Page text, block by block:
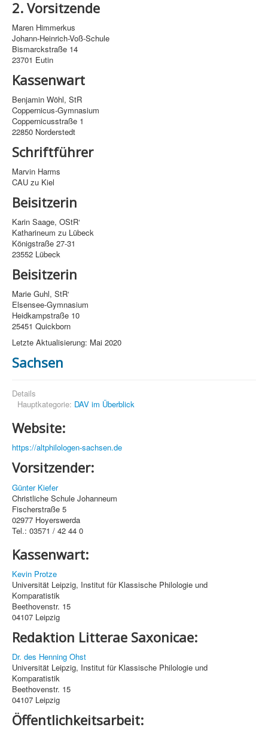
2. Vorsitzende
Maren Himmerkus
Johann-Heinrich-Voß-Schule
Bismarckstraße 14
23701 Eutin
Kassenwart
Benjamin Wöhl, StR
Coppernicus-Gymnasium
Coppernicusstraße 1
22850 Norderstedt
Schriftführer
Marvin Harms
CAU zu Kiel
Beisitzerin
Karin Saage, OStR‘
Katharineum zu Lübeck
Königstraße 27-31
23552 Lübeck
Beisitzerin
Marie Guhl, StR‘
Elsensee-Gymnasium
Heidkampstraße 10
25451 Quickborn
Letzte Aktualisierung: Mai 2020
Sachsen
Details
Hauptkategorie: DAV im Überblick
Website:
https://altphilologen-sachsen.de
Vorsitzender:
Günter Kiefer
Christliche Schule Johanneum
Fischerstraße 5
02977 Hoyerswerda
Tel.: 03571 / 42 44 0
Kassenwart:
Kevin Protze
Universität Leipzig, Institut für Klassische Philologie und
Komparatistik
Beethovenstr. 15
04107 Leipzig
Redaktion Litterae Saxonicae:
Dr. des Henning Ohst
Universität Leipzig, Institut für Klassische Philologie und
Komparatistik
Beethovenstr. 15
04107 Leipzig
Öffentlichkeitsarbeit: